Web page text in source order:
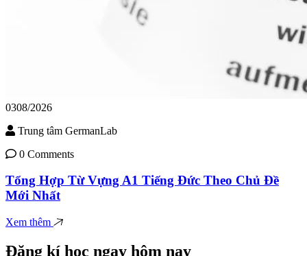
0308/2026
Trung tâm GermanLab
0 Comments
Tổng Hợp Từ Vựng A1 Tiếng Đức Theo Chủ Đề
Mới Nhất
Xem thêm
Đăng kí học ngay hôm nay